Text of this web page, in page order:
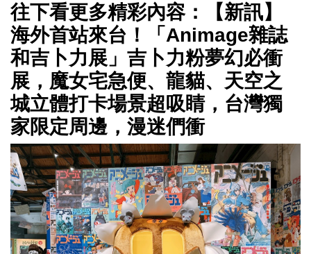
往下看更多精彩內容：【新訊】
海外首站來台！「Animage雜誌
和吉卜力展」吉卜力粉夢幻必衝
展，魔女宅急便、龍貓、天空之
城立體打卡場景超吸睛，台灣獨
家限定周邊，漫迷們衝